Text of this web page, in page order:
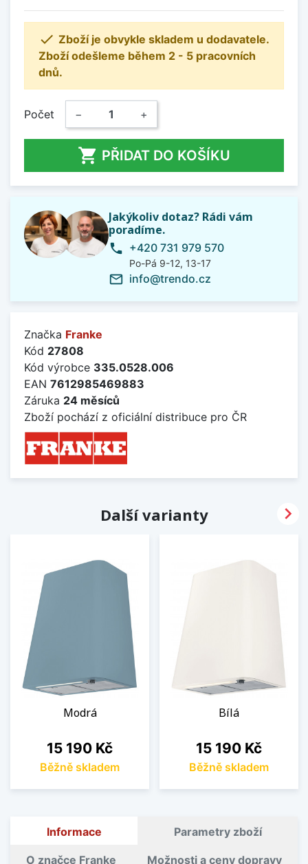
 Zboží je obvykle skladem u dodavatele.
Zboží odešleme během 2 - 5 pracovních
dnů.
Počet − +
 PŘIDAT DO KOŠÍKU
Jakýkoliv dotaz? Rádi vám
poradíme.
phone +420 731 979 570
Po-Pá 9-12, 13-17
mail_outline info@trendo.cz
Značka Franke
Kód 27808
Kód výrobce 335.0528.006
EAN 7612985469883
Záruka 24 měsíců
Zboží pochází z oficiální distribuce pro ČR
Další varianty
Modrá
Cena
15 190 Kč
Běžně skladem
Bílá
Cena
15 190 Kč
Běžně skladem

Informace Parametry zboží
O značce Franke Možnosti a ceny dopravy